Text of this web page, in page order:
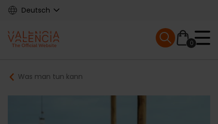
Skip
content
Deutsch
Main
navigation
0
Mobile menu
Breadcrumb
Was man tun kann